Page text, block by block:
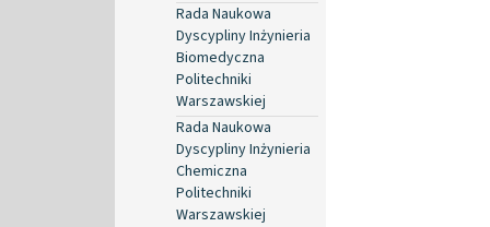
Rada Naukowa
Dyscypliny Inżynieria
Biomedyczna
Politechniki
Warszawskiej
Rada Naukowa
Dyscypliny Inżynieria
Chemiczna
Politechniki
Warszawskiej